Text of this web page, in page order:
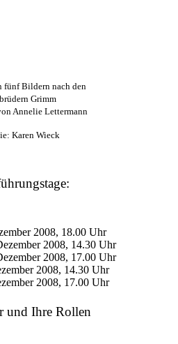
fünf Bildern nach den
Grimm
Annelie Lettermann
Karen Wieck
2008, 18.00 Uhr
2008, 14.30 Uhr
2008, 17.00 Uhr
2008, 14.30 Uhr
2008, 17.00 Uhr
und Ihre Rollen